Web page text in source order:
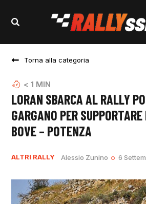
Torna alla categoria
< 1 MIN
LORAN SBARCA AL RALLY
GARGANO PER SUPPORTARE
BOVE – POTENZA
ALTRI RALLY Alessio Zunino 6